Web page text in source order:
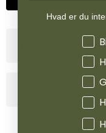
Produktinformation
Hvad er du